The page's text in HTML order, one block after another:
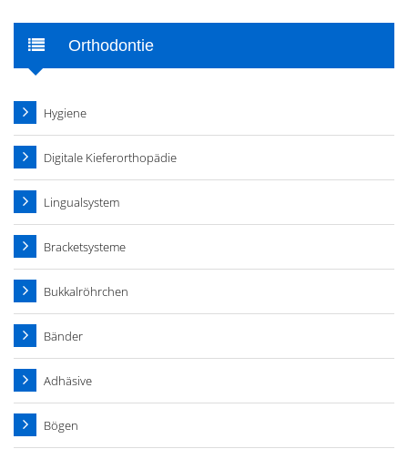
Orthodontie
Hygiene
Digitale Kieferorthopädie
Lingualsystem
Bracketsysteme
Bukkalröhrchen
Bänder
Adhäsive
Bögen